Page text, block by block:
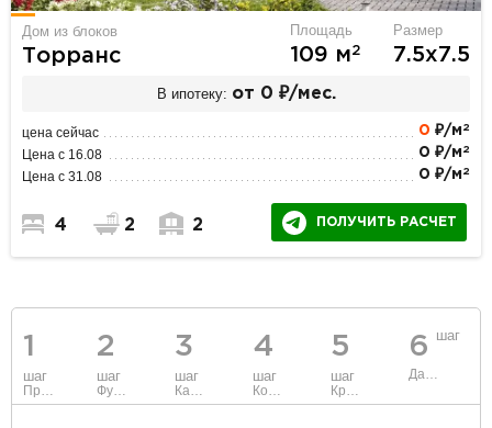
Дом из блоков
Торранс
Площадь
109 м2
Размер
7.5х7.5
В ипотеку: от 0 ₽/мес.
цена сейчас 0 ₽/м 2
Цена с 16.08 0 ₽/м 2
Цена с 31.08 0 ₽/м 2
4 2 2 ПОЛУЧИТЬ РАСЧЕТ
1
шаг
Проект
2
шаг
Фундамент
3
шаг
Каркас и стены
4
шаг
Коммуникации
5
шаг
Крыша
6 шаг
Данные